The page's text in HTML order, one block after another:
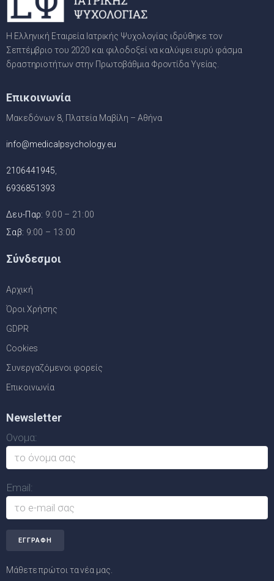
Η Ελληνική Εταιρεία Ιατρικής Ψυχολογίας ιδρύθηκε τον
Σεπτέμβριο του 2020 και φιλοδοξεί να καλύψει ευρύ φάσμα
δραστηριοτήτων στην Πρωτοβάθμια Φροντίδα Υγείας.
Επικοινωνία
Μακεδόνων 8, Πλατεία Μαβίλη – Αθήνα
info@medicalpsychology.eu
2106441945
6936851393
Δευ-Παρ: 9:00 – 21:00
Σαβ: 9:00 – 13:00
Σύνδεσμοι
Αρχική
Όροι Χρήσης
GDPR
Cookies
Συνεργαζόμενοι φορείς
Επικοινωνία
Newsletter
Ονομα:
Email:
Μάθετε πρώτοι τα νέα μας.